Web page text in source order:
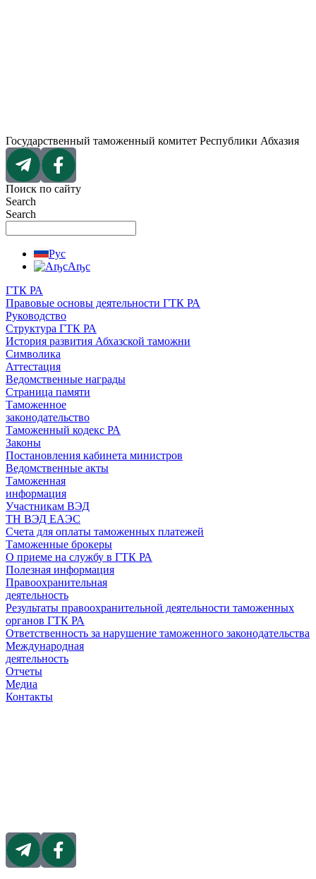
Государственный таможенный комитет Республики Абхазия
Поиск по сайту
Search
Search
Рус
Аҧс
ГТК РА
Правовые основы деятельности ГТК РА
Руководство
Структура ГТК РА
История развития Абхазской таможни
Символика
Аттестация
Ведомственные награды
Страница памяти
Таможенное
законодательство
Таможенный кодекс РА
Законы
Постановления кабинета министров
Ведомственные акты
Таможенная
информация
Участникам ВЭД
ТН ВЭД ЕАЭС
Счета для оплаты таможенных платежей
Таможенные брокеры
О приеме на службу в ГТК РА
Полезная информация
Правоохранительная
деятельность
Результаты правоохранительной деятельности таможенных
органов ГТК РА
Ответственность за нарушение таможенного законодательства
Международная
деятельность
Отчеты
Медиа
Контакты